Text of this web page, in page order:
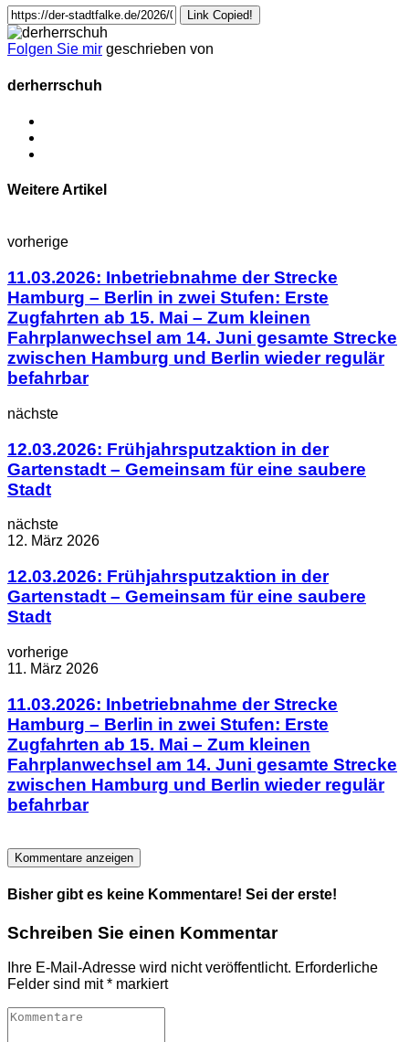
Link Copied!
Folgen Sie mir geschrieben von
derherrschuh
Weitere Artikel
vorherige
11.03.2026: Inbetriebnahme der Strecke
Hamburg – Berlin in zwei Stufen: Erste
Zugfahrten ab 15. Mai – Zum kleinen
Fahrplanwechsel am 14. Juni gesamte Strecke
zwischen Hamburg und Berlin wieder regulär
befahrbar
nächste
12.03.2026: Frühjahrsputzaktion in der
Gartenstadt – Gemeinsam für eine saubere
Stadt
nächste
12. März 2026
12.03.2026: Frühjahrsputzaktion in der
Gartenstadt – Gemeinsam für eine saubere
Stadt
vorherige
11. März 2026
11.03.2026: Inbetriebnahme der Strecke
Hamburg – Berlin in zwei Stufen: Erste
Zugfahrten ab 15. Mai – Zum kleinen
Fahrplanwechsel am 14. Juni gesamte Strecke
zwischen Hamburg und Berlin wieder regulär
befahrbar
Kommentare anzeigen
Bisher gibt es keine Kommentare! Sei der erste!
Schreiben Sie einen Kommentar
Ihre E-Mail-Adresse wird nicht veröffentlicht. Erforderliche
Felder sind mit* markiert